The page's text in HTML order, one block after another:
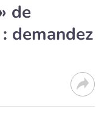
de
demandez